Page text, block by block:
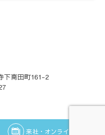
来社・オンライン予約
下南田町161-2